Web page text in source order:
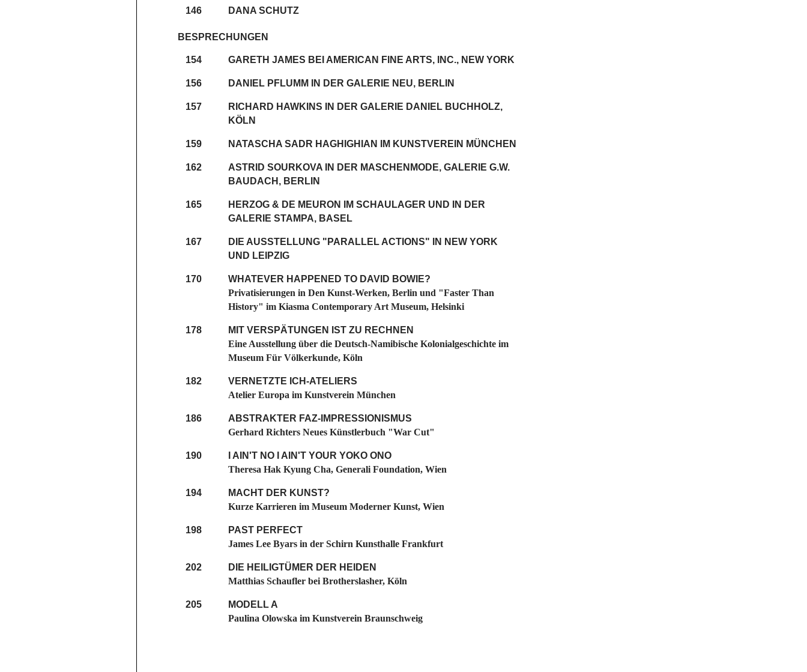
146 DANA SCHUTZ
BESPRECHUNGEN
154 GARETH JAMES BEI AMERICAN FINE ARTS, INC., NEW YORK
156 DANIEL PFLUMM IN DER GALERIE NEU, BERLIN
157
RICHARD HAWKINS IN DER GALERIE DANIEL BUCHHOLZ,
KÖLN
159 NATASCHA SADR HAGHIGHIAN IM KUNSTVEREIN MÜNCHEN
162
ASTRID SOURKOVA IN DER MASCHENMODE, GALERIE G.W.
BAUDACH, BERLIN
165
HERZOG & DE MEURON IM SCHAULAGER UND IN DER
GALERIE STAMPA, BASEL
167
DIE AUSSTELLUNG "PARALLEL ACTIONS" IN NEW YORK
UND LEIPZIG
170
WHATEVER HAPPENED TO DAVID BOWIE?
Privatisierungen in Den Kunst-Werken, Berlin und "Faster Than
History" im Kiasma Contemporary Art Museum, Helsinki
178
MIT VERSPÄTUNGEN IST ZU RECHNEN
Eine Ausstellung über die Deutsch-Namibische Kolonialgeschichte im
Museum Für Völkerkunde, Köln
182
VERNETZTE ICH-ATELIERS
Atelier Europa im Kunstverein München
186
ABSTRAKTER FAZ-IMPRESSIONISMUS
Gerhard Richters Neues Künstlerbuch "War Cut"
190
I AIN'T NO I AIN'T YOUR YOKO ONO
Theresa Hak Kyung Cha, Generali Foundation, Wien
194
MACHT DER KUNST?
Kurze Karrieren im Museum Moderner Kunst, Wien
198
PAST PERFECT
James Lee Byars in der Schirn Kunsthalle Frankfurt
202
DIE HEILIGTÜMER DER HEIDEN
Matthias Schaufler bei Brotherslasher, Köln
205
MODELL A
Paulina Olowska im Kunstverein Braunschweig